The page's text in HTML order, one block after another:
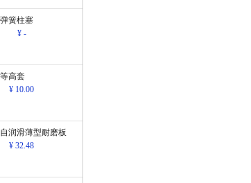
弹簧柱塞
¥ -
等高套
¥ 10.00
自润滑薄型耐磨板
¥ 32.48